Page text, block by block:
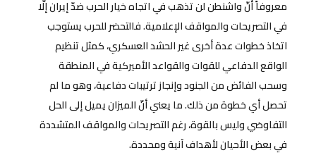
معروفاً أنّ واشنطن لن تذهب في اتجاه خيار الحرب ضدّ إيران إلّا
في التصريحات والمواقف الإعلامية. فالتحضر للحرب يستوجب
اتخاذ خطوات عدة أخرى غير الحشد العسكري، كمثل تنظيم
الواقع الدفاعي للقوات والقواعد الأميركية في المنطقة
وسحب الفائض من الجنود وإنجاز ترتيبات دفاعية، وهو ما لم
تحصل أي خطوة من ذلك. ما يعني أنّ الميزان يميل إلى الحل
التفاوضي وليس بالقوة، رغم التصريحات والمواقف المتشددة
في بعض الأحيان لأهداف آنية ومحددة.